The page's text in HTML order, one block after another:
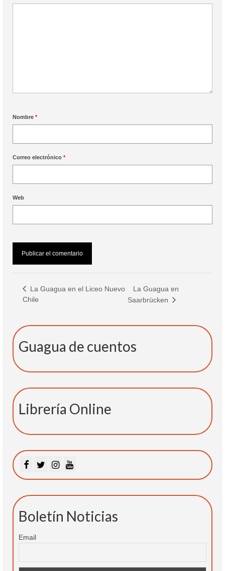
Nombre *
Correo electrónico *
Web
La Guagua en el Liceo Nuevo
Chile
La Guagua en
Saarbrücken
Guagua de cuentos
Librería Online
Boletín Noticias
Email